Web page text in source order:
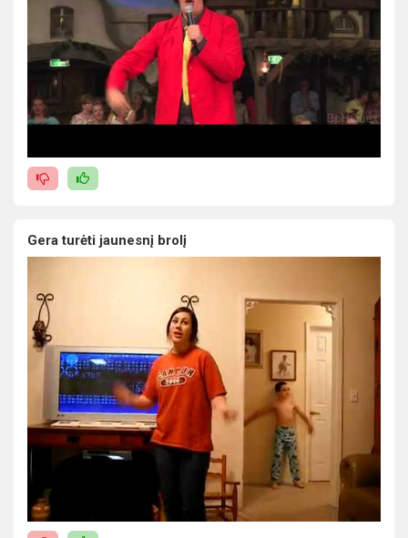
Gera turėti jaunesnį brolį